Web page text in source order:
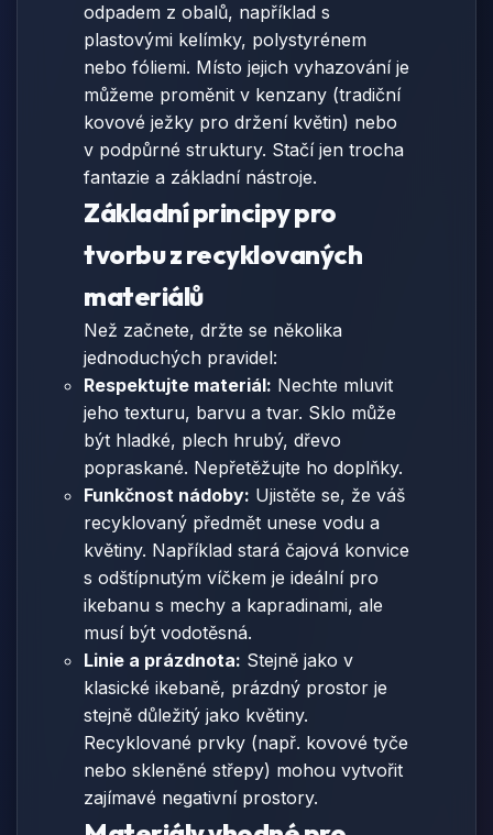
odpadem z obalů, například s
plastovými kelímky, polystyrénem
nebo fóliemi. Místo jejich vyhazování je
můžeme proměnit v kenzany (tradiční
kovové ježky pro držení květin) nebo
v podpůrné struktury. Stačí jen trocha
fantazie a základní nástroje.
Základní principy pro
tvorbu z recyklovaných
materiálů
Než začnete, držte se několika
jednoduchých pravidel:
Respektujte materiál: Nechte mluvit
jeho texturu, barvu a tvar. Sklo může
být hladké, plech hrubý, dřevo
popraskané. Nepřetěžujte ho doplňky.
Funkčnost nádoby: Ujistěte se, že váš
recyklovaný předmět unese vodu a
květiny. Například stará čajová konvice
s odštípnutým víčkem je ideální pro
ikebanu s mechy a kapradinami, ale
musí být vodotěsná.
Linie a prázdnota: Stejně jako v
klasické ikebaně, prázdný prostor je
stejně důležitý jako květiny.
Recyklované prvky (např. kovové tyče
nebo skleněné střepy) mohou vytvořit
zajímavé negativní prostory.